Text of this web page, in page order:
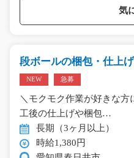
気
段ボールの梱包・仕上
NEW 急募
＼モクモク作業が好きな方
工後の仕上げや梱包…
長期（3ヶ月以上）
時給1,380円